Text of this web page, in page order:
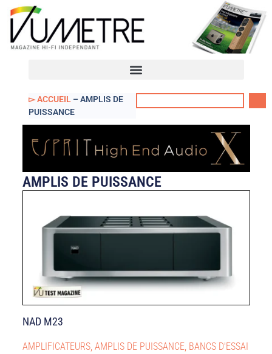
▻ ACCUEIL – AMPLIS DE
PUISSANCE
AMPLIS DE PUISSANCE
NAD M23
AMPLIFICATEURS, AMPLIS DE PUISSANCE, BANCS D'ESSAI